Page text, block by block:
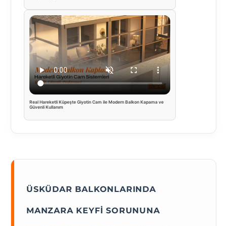
Real Hareketli Küpeşte Giyotin Cam ile Modern Balkon Kapama ve
Güvenli Kullanım
ÜSKÜDAR BALKONLARINDA
MANZARA KEYFI SORUNUNA